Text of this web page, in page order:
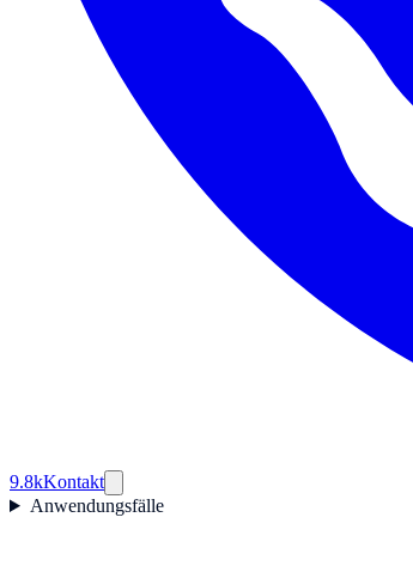
9.8kKontakt
Anwendungsfälle